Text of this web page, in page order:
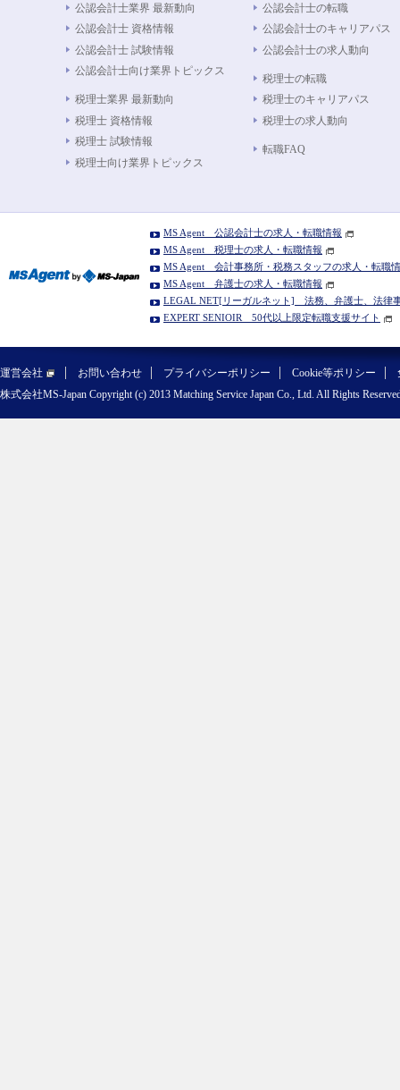
公認会計士業界 最新動向
公認会計士 資格情報
公認会計士 試験情報
公認会計士向け業界トピックス
税理士業界 最新動向
税理士 資格情報
税理士 試験情報
税理士向け業界トピックス
公認会計士の転職
公認会計士のキャリアパス
公認会計士の求人動向
税理士の転職
税理士のキャリアパス
税理士の求人動向
転職FAQ
MS Agent 公認会計士の求人・転職情報
MS Agent 税理士の求人・転職情報
MS Agent 会計事務所・税務スタッフの求人・転職
MS Agent 弁護士の求人・転職情報
LEGAL NET[リーガルネット] 法務、弁護士、法律
EXPERT SENIOIR 50代以上限定転職支援サイト
運営会社 お問い合わせ プライバシーポリシー Cookie等ポリシー
株式会社MS-Japan Copyright (c) 2013 Matching Service Japan Co., Ltd. All Rights